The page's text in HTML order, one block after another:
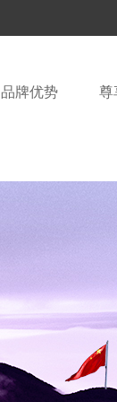
品牌优势 尊